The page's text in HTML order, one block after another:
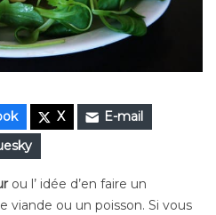
X
E-mail
ou l’ idée d’en faire un
viande ou un poisson. Si vous